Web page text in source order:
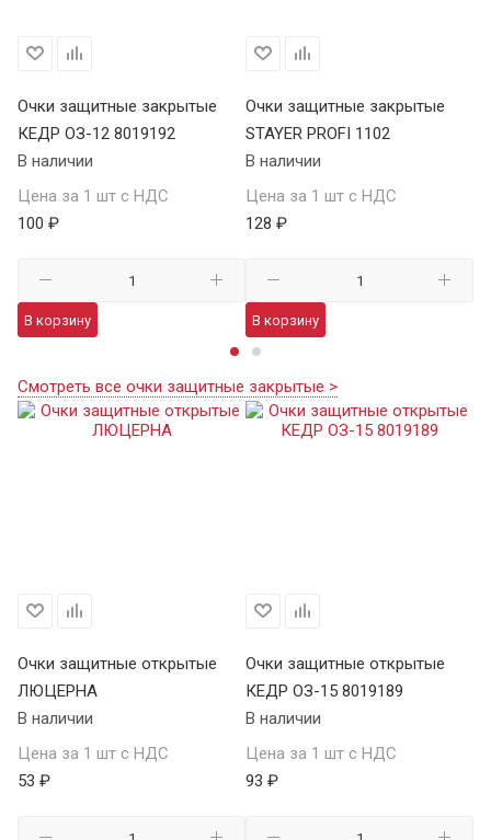
Очки защитные закрытые
КЕДР ОЗ-12 8019192
В наличии
Цена за 1 шт с НДС
100 ₽
В корзину
Очки защитные закрытые
STAYER PROFI 1102
В наличии
Цена за 1 шт с НДС
128 ₽
В корзину
Смотреть все очки защитные закрытые >
Очки защитные открытые
ЛЮЦЕРНА
В наличии
Цена за 1 шт с НДС
53 ₽
Очки защитные открытые
КЕДР ОЗ-15 8019189
В наличии
Цена за 1 шт с НДС
93 ₽